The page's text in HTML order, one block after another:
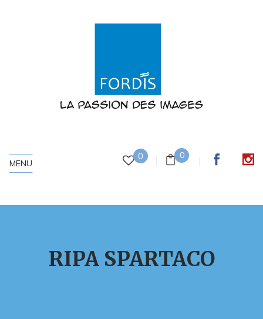
0 0
MENU
RIPA SPARTACO